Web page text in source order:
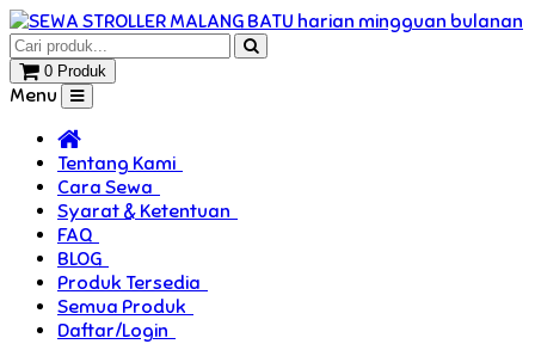
0 Produk
Menu
Tentang Kami
Cara Sewa
Syarat & Ketentuan
FAQ
BLOG
Produk Tersedia
Semua Produk
Daftar/Login